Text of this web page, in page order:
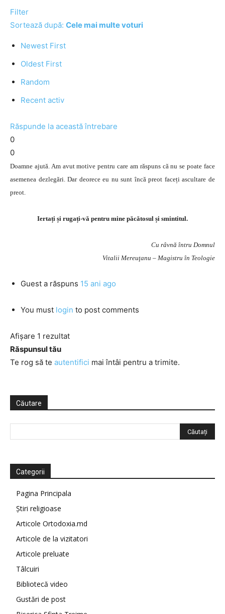
Filter
Sortează după: Cele mai multe voturi
Newest First
Oldest First
Random
Recent activ
Răspunde la această întrebare
0
0
Doamne ajută. Am avut motive pentru care am răspuns că nu se poate face
asemenea dezlegări. Dar deorece eu nu sunt încă preot faceți ascultare de
preot.
Iertați și rugați-vă pentru mine păcătosul și smintitul.
Cu râvnă întru Domnul
Vitalii Mereuţanu – Magistru în Teologie
Guest a răspuns 15 ani ago
You must login to post comments
Afișare 1 rezultat
Răspunsul tău
Te rog să te autentifici mai întâi pentru a trimite.
Căutare
Categorii
Pagina Principala
Știri religioase
Articole Ortodoxia.md
Articole de la vizitatori
Articole preluate
Tâlcuiri
Bibliotecă video
Gustări de post